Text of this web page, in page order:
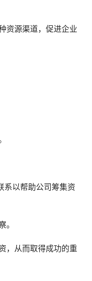
资源渠道，促进企业
系以帮助公司筹集资
。
，从而取得成功的重